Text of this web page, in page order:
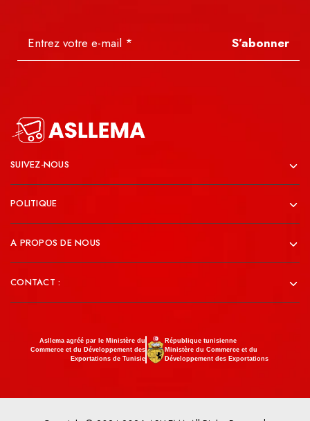
S’abonner
SUIVEZ-NOUS
POLITIQUE
A PROPOS DE NOUS
CONTACT :
Asllema agréé par le Ministère du
Commerce et du Développement des
Exportations de Tunisie
République tunisienne
Ministère du Commerce et du
Développement des Exportations